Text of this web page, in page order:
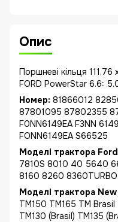
Опис
Поршневі кільця
FORD PowerStar 6.6:
Номер: 81866012
87801095 87802355
F0NN6149EA F3NN
FONN6149EA S66525
Моделі трактора
7810S 8010 40 5640
8160 8260
Моделі трактора
TM150 TM165 TM Brasil
TM130 (Brasil) TM135